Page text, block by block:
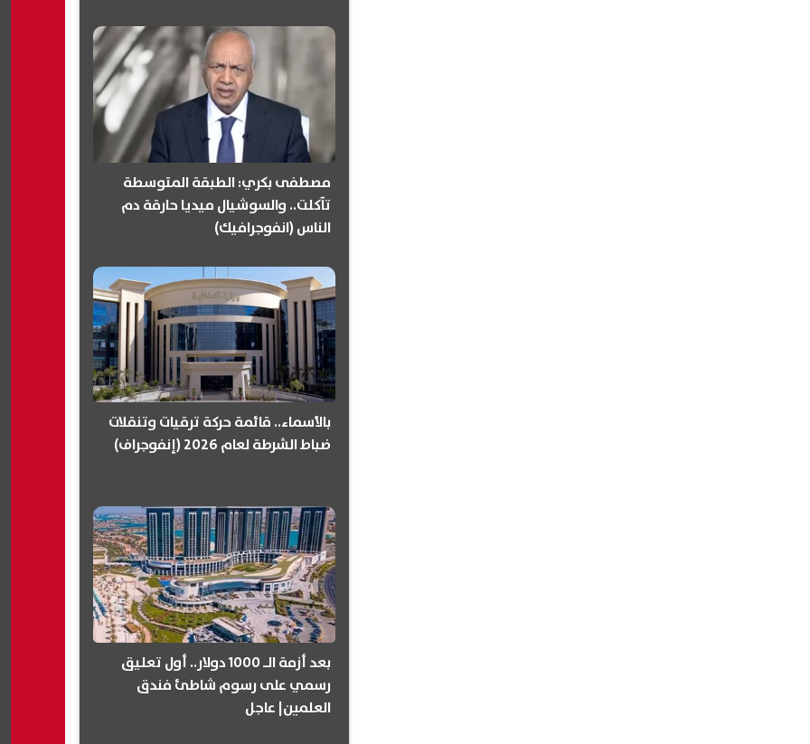
مصطفى بكري: الطبقة المتوسطة
تآكلت.. والسوشيال ميديا حارقة دم
الناس (انفوجرافيك)
بالأسماء.. قائمة حركة ترقيات وتنقلات
ضباط الشرطة لعام 2026 (إنفوجراف)
بعد أزمة الـ 1000 دولار.. أول تعليق
رسمي على رسوم شاطئ فندق
العلمين| عاجل